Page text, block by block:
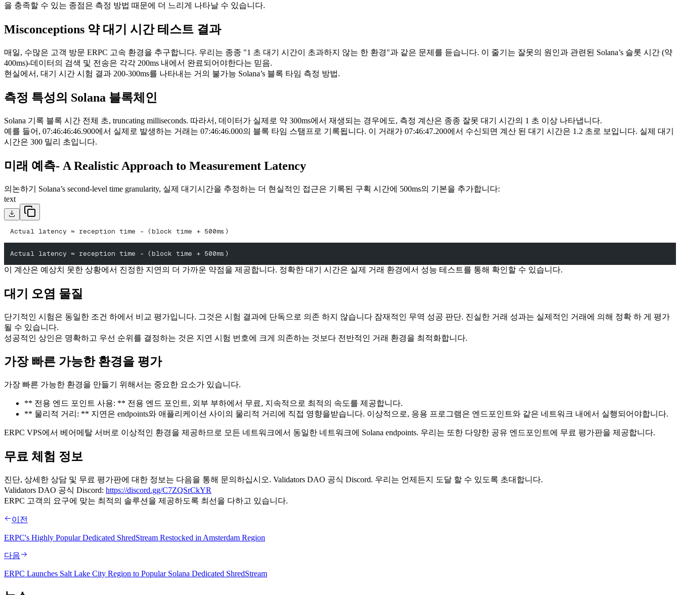
을 충족할 수 있는 종점은 측정 방법 때문에 더 느리게 나타날 수 있습니다.
Misconceptions 약 대기 시간 테스트 결과
매일, 수많은 고객 방문 ERPC 고속 환경을 추구합니다. 우리는 종종 "1 초 대기 시간이 초과하지 않는 한 환경"과 같은 문제를 듣습니다. 이 줄기는 잘못의 원인과 관련된 Solana’s 슬롯 시간 (약
400ms)-데이터의 검색 및 전송은 각각 200ms 내에서 완료되어야한다는 믿음.
현실에서, 대기 시간 시험 결과 200-300ms를 나타내는 거의 불가능 Solana’s 블록 타임 측정 방법.
측정 특성의 Solana 블록체인
Solana 기록 블록 시간 전체 초, truncating milliseconds. 따라서, 데이터가 실제로 약 300ms에서 재생되는 경우에도, 측정 계산은 종종 잘못 대기 시간의 1 초 이상 나타냅니다.
예를 들어, 07:46:46:46.900에서 실제로 발생하는 거래는 07:46:46.000의 블록 타임 스탬프로 기록됩니다. 이 거래가 07:46:47.200에서 수신되면 계산 된 대기 시간은 1.2 초로 보입니다. 실제 대기
시간은 300 밀리 초입니다.
미래 예측- A Realistic Approach to Measurement Latency
의논하기 Solana’s second-level time granularity, 실제 대기시간을 추정하는 더 현실적인 접근은 기록된 구획 시간에 500ms의 기본을 추가합니다:
text
Actual latency ≈ reception time - (block time + 500ms)
Actual latency ≈ reception time - (block time + 500ms)
이 계산은 예상치 못한 상황에서 진정한 지연의 더 가까운 약점을 제공합니다. 정확한 대기 시간은 실제 거래 환경에서 성능 테스트를 통해 확인할 수 있습니다.
대기 오염 물질
단기적인 시험은 동일한 조건 하에서 비교 평가입니다. 그것은 시험 결과에 단독으로 의존 하지 않습니다 잠재적인 무역 성공 판단. 진실한 거래 성과는 실제적인 거래에 의해 정확 하 게 평가
될 수 있습니다.
성공적인 상인은 명확하고 우선 순위를 결정하는 것은 지연 시험 번호에 크게 의존하는 것보다 전반적인 거래 환경을 최적화합니다.
가장 빠른 가능한 환경을 평가
가장 빠른 가능한 환경을 만들기 위해서는 중요한 요소가 있습니다.
** 전용 엔드 포인트 사용: ** 전용 엔드 포인트, 외부 부하에서 무료, 지속적으로 최적의 속도를 제공합니다.
** 물리적 거리: ** 지연은 endpoints와 애플리케이션 사이의 물리적 거리에 직접 영향을받습니다. 이상적으로, 응용 프로그램은 엔드포인트와 같은 네트워크 내에서 실행되어야합니다.
ERPC VPS에서 베어메탈 서버로 이상적인 환경을 제공하므로 모든 네트워크에서 동일한 네트워크에 Solana endpoints. 우리는 또한 다양한 공유 엔드포인트에 무료 평가판을 제공합니다.
무료 체험 정보
진단, 상세한 상담 및 무료 평가판에 대한 정보는 다음을 통해 문의하십시오. Validators DAO 공식 Discord. 우리는 언제든지 도달 할 수 있도록 초대합니다.
Validators DAO 공식 Discord: https://discord.gg/C7ZQSrCkYR
ERPC 고객의 요구에 맞는 최적의 솔루션을 제공하도록 최선을 다하고 있습니다.
이전
ERPC's Highly Popular Dedicated ShredStream Restocked in Amsterdam Region
다음
ERPC Launches Salt Lake City Region to Popular Solana Dedicated ShredStream